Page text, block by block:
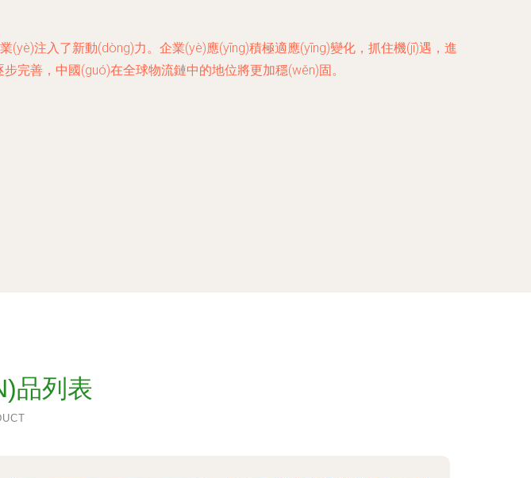
注入了新動(dòng)力。企業(yè)應(yīng)積極適應(yīng)變化，抓住機(jī)遇，進
完善，中國(guó)在全球物流鏈中的地位將更加穩(wěn)固。
品列表